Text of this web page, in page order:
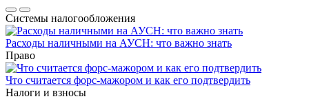
Системы налогообложения
Расходы наличными на АУСН: что важно знать
Право
Что считается форс-мажором и как его подтвердить
Налоги и взносы